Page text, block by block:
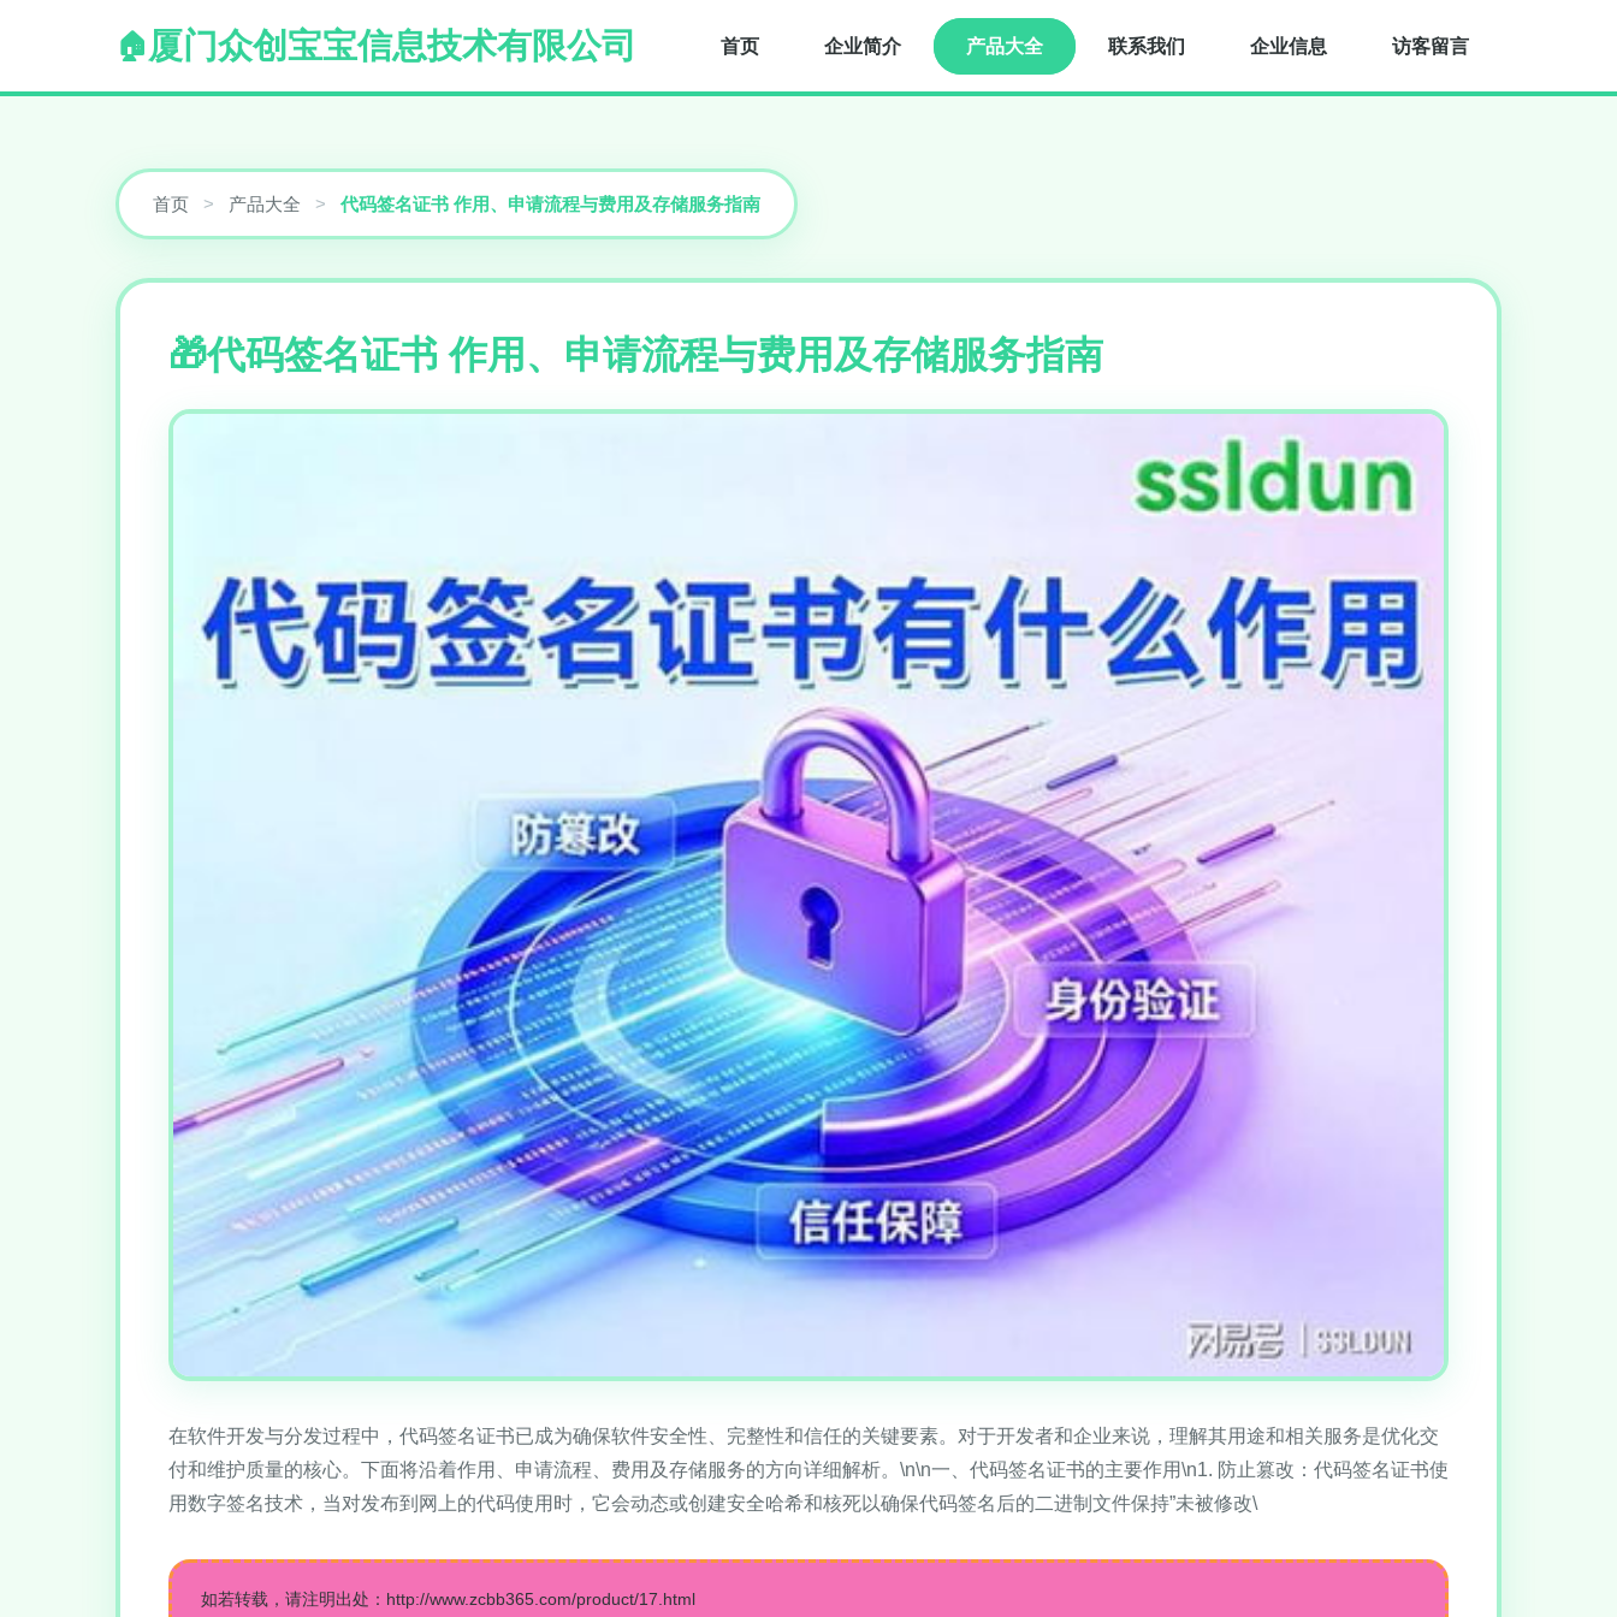
厦门众创宝宝信息技术有限公司 首页 企业简介 产品大全 联系我们 企业信息 访客留言
首页 > 产品大全 > 代码签名证书 作用、申请流程与费用及存储服务指南
代码签名证书 作用、申请流程与费用及存储服务指南
在软件开发与分发过程中，代码签名证书已成为确保软件安全性、完整性和信任的关键要素。对于开发者和企业来说，理解其用途和相关服务是优化交
付和维护质量的核心。下面将沿着作用、申请流程、费用及存储服务的方向详细解析。\n\n一、代码签名证书的主要作用\n1. 防止篡改：代码签名证书使
用数字签名技术，当对发布到网上的代码使用时，它会动态或创建安全哈希和核死以确保代码签名后的二进制文件保持”未被修改\
如若转载，请注明出处：http://www.zcbb365.com/product/17.html